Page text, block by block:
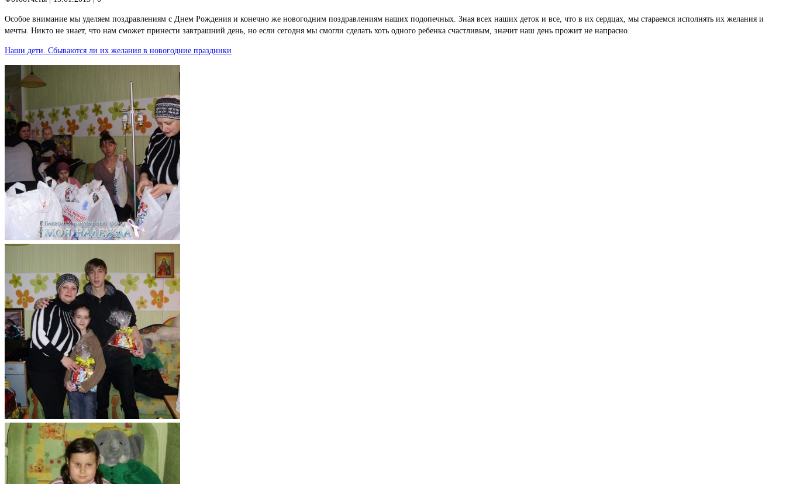
Особое внимание мы уделяем поздравлениям с Днем Рождения и конечно же новогодним поздравлениям наших подопечных. Зная всех наших деток и все, что в их сердцах, мы стараемся исполнять их желания и
мечты. Никто не знает, что нам сможет принести завтрашний день, но если сегодня мы смогли сделать хоть одного ребенка счастливым, значит наш день прожит не напрасно.
Наши дети. Сбываются ли их желания в новогодние праздники